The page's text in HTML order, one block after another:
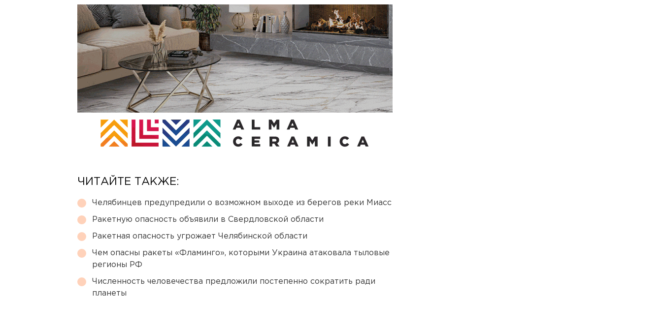
ЧИТАЙТЕ ТАКЖЕ:
Челябинцев предупредили о возможном выходе из берегов реки Миасс
Ракетную опасность объявили в Свердловской области
Ракетная опасность угрожает Челябинской области
Чем опасны ракеты «Фламинго», которыми Украина атаковала тыловые
регионы РФ
Численность человечества предложили постепенно сократить ради
планеты